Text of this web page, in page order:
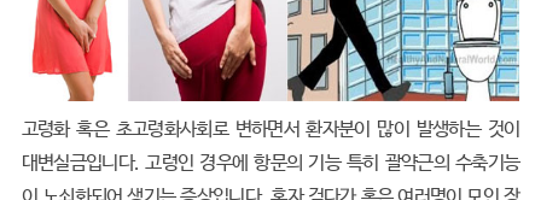
고령화 혹은 초고령화사회로 변하면서 환자분이 많이 발생하는 것이
대변실금입니다. 고령인 경우에 항문의 기능 특히 괄약근의 수축기능